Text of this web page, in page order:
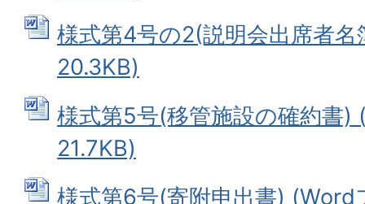
様式第4号の2(説明会出席者
20.3KB)
様式第5号(移管施設の確約書)
21.7KB)
様式第6号(寄附申出書)